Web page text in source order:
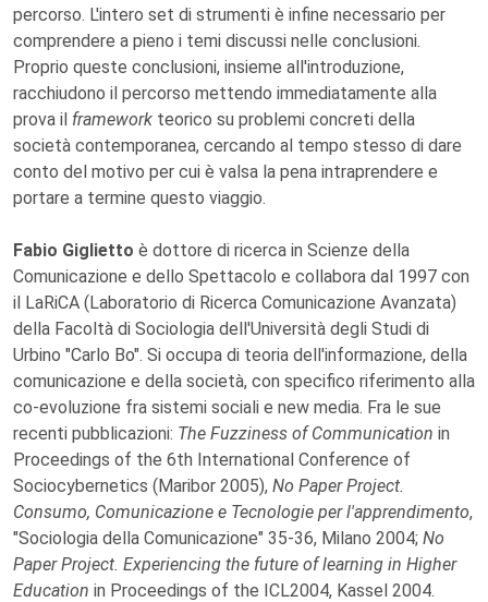
percorso. L'intero set di strumenti è infine necessario per
comprendere a pieno i temi discussi nelle conclusioni.
Proprio queste conclusioni, insieme all'introduzione,
racchiudono il percorso mettendo immediatamente alla
prova il framework teorico su problemi concreti della
società contemporanea, cercando al tempo stesso di dare
conto del motivo per cui è valsa la pena intraprendere e
portare a termine questo viaggio.
Fabio Giglietto è dottore di ricerca in Scienze della
Comunicazione e dello Spettacolo e collabora dal 1997 con
il LaRiCA (Laboratorio di Ricerca Comunicazione Avanzata)
della Facoltà di Sociologia dell'Università degli Studi di
Urbino "Carlo Bo". Si occupa di teoria dell'informazione, della
comunicazione e della società, con specifico riferimento alla
co-evoluzione fra sistemi sociali e new media. Fra le sue
recenti pubblicazioni: The Fuzziness of Communication in
Proceedings of the 6th International Conference of
Sociocybernetics (Maribor 2005), No Paper Project.
Consumo, Comunicazione e Tecnologie per l'apprendimento,
"Sociologia della Comunicazione" 35-36, Milano 2004; No
Paper Project. Experiencing the future of learning in Higher
Education in Proceedings of the ICL2004, Kassel 2004.